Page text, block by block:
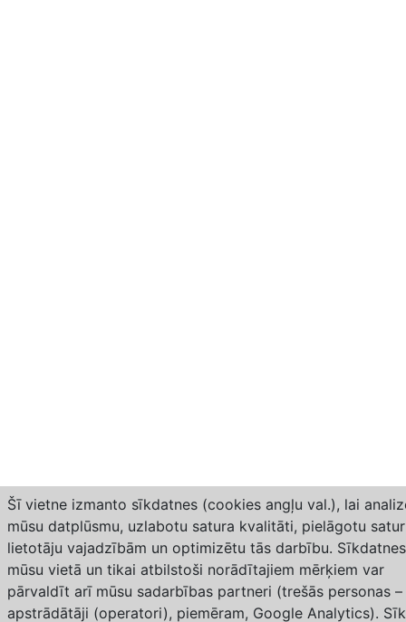
Šī vietne izmanto sīkdatnes (cookies angļu val.), lai
mūsu datplūsmu, uzlabotu satura kvalitāti, pielāgotu
lietotāju vajadzībām un optimizētu tās darbību. Sīkdatnes
mūsu vietā un tikai atbilstoši norādītajiem mērķiem var
pārvaldīt arī mūsu sadarbības partneri (trešās personas
apstrādātāji (operatori), piemēram, Google Analytics).